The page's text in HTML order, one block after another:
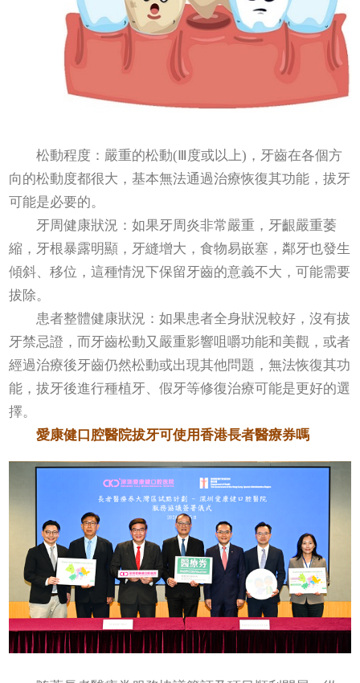
松動程度：嚴重的松動(Ⅲ度或以上)，牙齒在各個方
向的松動度都很大，基本無法通過治療恢復其功能，拔牙
可能是必要的。
牙周健康狀況：如果牙周炎非常嚴重，牙齦嚴重萎
縮，牙根暴露明顯，牙縫增大，食物易嵌塞，鄰牙也發生
傾斜、移位，這種情況下保留牙齒的意義不大，可能需要
拔除。
患者整體健康狀況：如果患者全身狀況較好，沒有拔
牙禁忌證，而牙齒松動又嚴重影響咀嚼功能和美觀，或者
經過治療後牙齒仍然松動或出現其他問題，無法恢復其功
能，拔牙後進行種植牙、假牙等修復治療可能是更好的選
擇。
愛康健口腔醫院拔牙可使用香港長者醫療券嗎